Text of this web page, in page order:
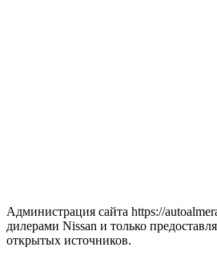
Администрация сайта https://
дилерами Nissan и только
открытых источников.